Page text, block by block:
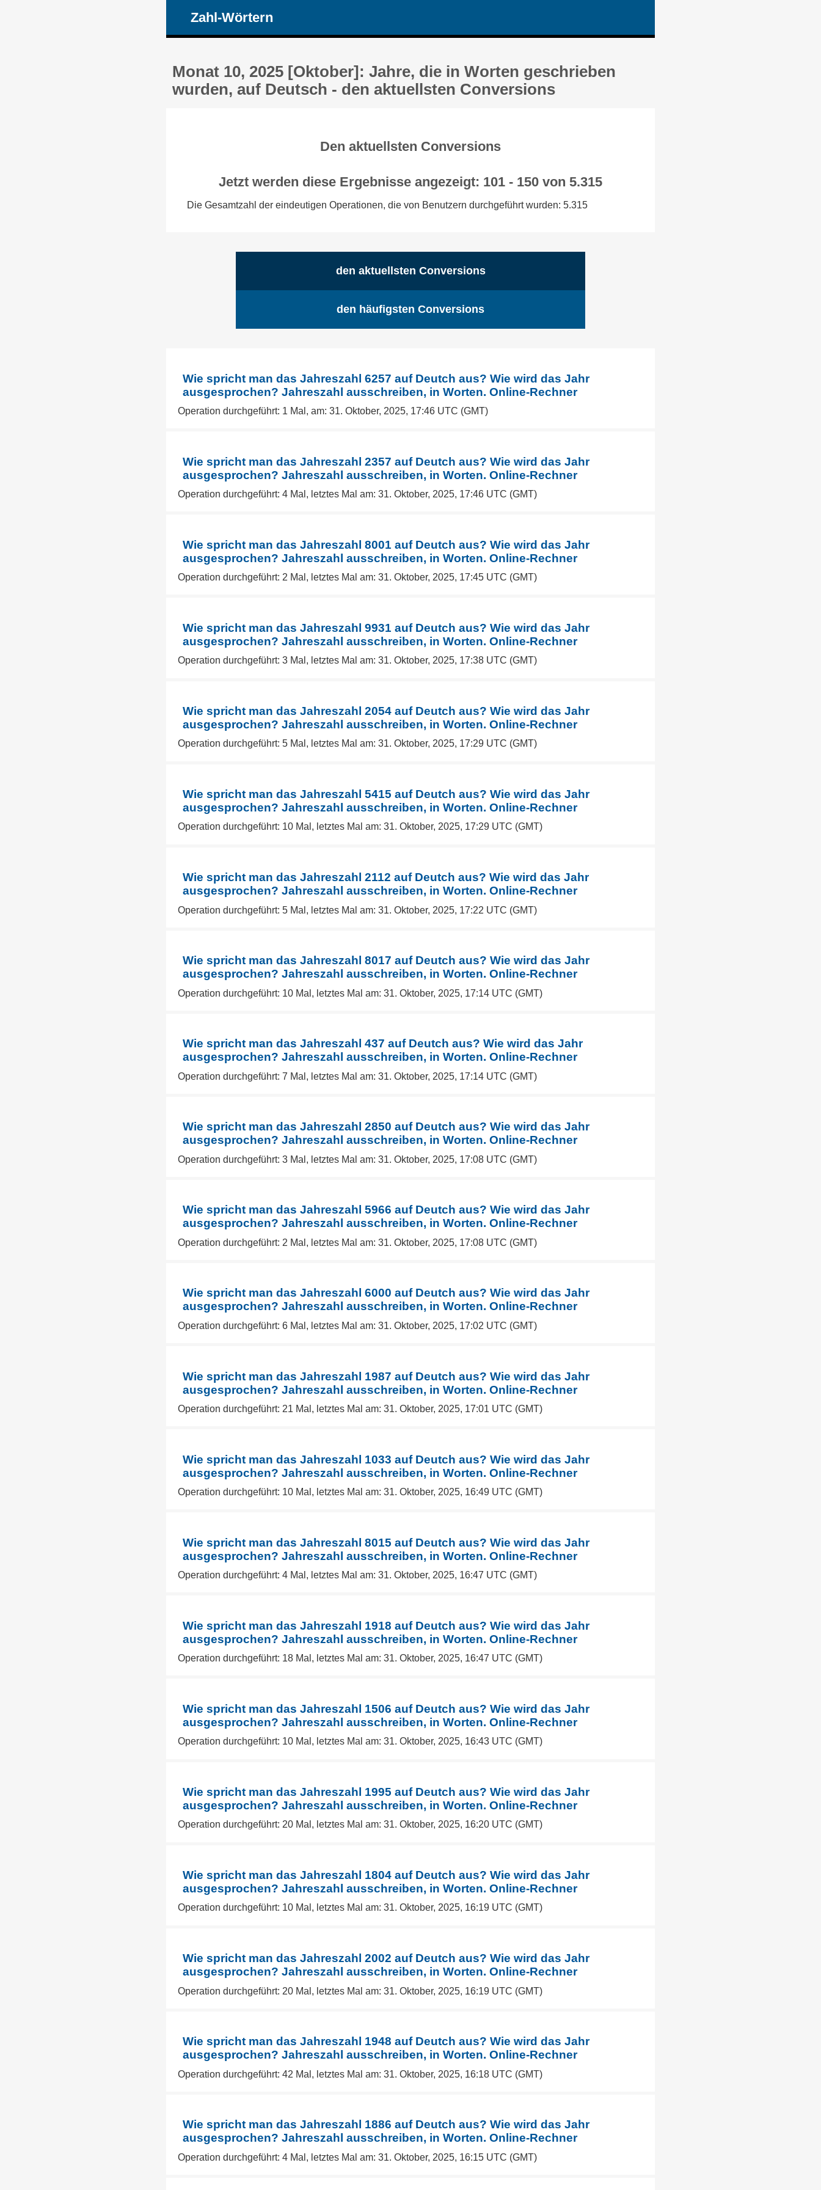
Zahl-Wörtern
Monat 10, 2025 [Oktober]: Jahre, die in Worten geschrieben
wurden, auf Deutsch - den aktuellsten Conversions
Den aktuellsten Conversions
Jetzt werden diese Ergebnisse angezeigt: 101 - 150 von 5.315
Die Gesamtzahl der eindeutigen Operationen, die von Benutzern durchgeführt wurden: 5.315
den aktuellsten Conversions
den häufigsten Conversions
Wie spricht man das Jahreszahl 6257 auf Deutch aus? Wie wird das Jahr
ausgesprochen? Jahreszahl ausschreiben, in Worten. Online-Rechner
Operation durchgeführt: 1 Mal, am: 31. Oktober, 2025, 17:46 UTC (GMT)
Wie spricht man das Jahreszahl 2357 auf Deutch aus? Wie wird das Jahr
ausgesprochen? Jahreszahl ausschreiben, in Worten. Online-Rechner
Operation durchgeführt: 4 Mal, letztes Mal am: 31. Oktober, 2025, 17:46 UTC (GMT)
Wie spricht man das Jahreszahl 8001 auf Deutch aus? Wie wird das Jahr
ausgesprochen? Jahreszahl ausschreiben, in Worten. Online-Rechner
Operation durchgeführt: 2 Mal, letztes Mal am: 31. Oktober, 2025, 17:45 UTC (GMT)
Wie spricht man das Jahreszahl 9931 auf Deutch aus? Wie wird das Jahr
ausgesprochen? Jahreszahl ausschreiben, in Worten. Online-Rechner
Operation durchgeführt: 3 Mal, letztes Mal am: 31. Oktober, 2025, 17:38 UTC (GMT)
Wie spricht man das Jahreszahl 2054 auf Deutch aus? Wie wird das Jahr
ausgesprochen? Jahreszahl ausschreiben, in Worten. Online-Rechner
Operation durchgeführt: 5 Mal, letztes Mal am: 31. Oktober, 2025, 17:29 UTC (GMT)
Wie spricht man das Jahreszahl 5415 auf Deutch aus? Wie wird das Jahr
ausgesprochen? Jahreszahl ausschreiben, in Worten. Online-Rechner
Operation durchgeführt: 10 Mal, letztes Mal am: 31. Oktober, 2025, 17:29 UTC (GMT)
Wie spricht man das Jahreszahl 2112 auf Deutch aus? Wie wird das Jahr
ausgesprochen? Jahreszahl ausschreiben, in Worten. Online-Rechner
Operation durchgeführt: 5 Mal, letztes Mal am: 31. Oktober, 2025, 17:22 UTC (GMT)
Wie spricht man das Jahreszahl 8017 auf Deutch aus? Wie wird das Jahr
ausgesprochen? Jahreszahl ausschreiben, in Worten. Online-Rechner
Operation durchgeführt: 10 Mal, letztes Mal am: 31. Oktober, 2025, 17:14 UTC (GMT)
Wie spricht man das Jahreszahl 437 auf Deutch aus? Wie wird das Jahr
ausgesprochen? Jahreszahl ausschreiben, in Worten. Online-Rechner
Operation durchgeführt: 7 Mal, letztes Mal am: 31. Oktober, 2025, 17:14 UTC (GMT)
Wie spricht man das Jahreszahl 2850 auf Deutch aus? Wie wird das Jahr
ausgesprochen? Jahreszahl ausschreiben, in Worten. Online-Rechner
Operation durchgeführt: 3 Mal, letztes Mal am: 31. Oktober, 2025, 17:08 UTC (GMT)
Wie spricht man das Jahreszahl 5966 auf Deutch aus? Wie wird das Jahr
ausgesprochen? Jahreszahl ausschreiben, in Worten. Online-Rechner
Operation durchgeführt: 2 Mal, letztes Mal am: 31. Oktober, 2025, 17:08 UTC (GMT)
Wie spricht man das Jahreszahl 6000 auf Deutch aus? Wie wird das Jahr
ausgesprochen? Jahreszahl ausschreiben, in Worten. Online-Rechner
Operation durchgeführt: 6 Mal, letztes Mal am: 31. Oktober, 2025, 17:02 UTC (GMT)
Wie spricht man das Jahreszahl 1987 auf Deutch aus? Wie wird das Jahr
ausgesprochen? Jahreszahl ausschreiben, in Worten. Online-Rechner
Operation durchgeführt: 21 Mal, letztes Mal am: 31. Oktober, 2025, 17:01 UTC (GMT)
Wie spricht man das Jahreszahl 1033 auf Deutch aus? Wie wird das Jahr
ausgesprochen? Jahreszahl ausschreiben, in Worten. Online-Rechner
Operation durchgeführt: 10 Mal, letztes Mal am: 31. Oktober, 2025, 16:49 UTC (GMT)
Wie spricht man das Jahreszahl 8015 auf Deutch aus? Wie wird das Jahr
ausgesprochen? Jahreszahl ausschreiben, in Worten. Online-Rechner
Operation durchgeführt: 4 Mal, letztes Mal am: 31. Oktober, 2025, 16:47 UTC (GMT)
Wie spricht man das Jahreszahl 1918 auf Deutch aus? Wie wird das Jahr
ausgesprochen? Jahreszahl ausschreiben, in Worten. Online-Rechner
Operation durchgeführt: 18 Mal, letztes Mal am: 31. Oktober, 2025, 16:47 UTC (GMT)
Wie spricht man das Jahreszahl 1506 auf Deutch aus? Wie wird das Jahr
ausgesprochen? Jahreszahl ausschreiben, in Worten. Online-Rechner
Operation durchgeführt: 10 Mal, letztes Mal am: 31. Oktober, 2025, 16:43 UTC (GMT)
Wie spricht man das Jahreszahl 1995 auf Deutch aus? Wie wird das Jahr
ausgesprochen? Jahreszahl ausschreiben, in Worten. Online-Rechner
Operation durchgeführt: 20 Mal, letztes Mal am: 31. Oktober, 2025, 16:20 UTC (GMT)
Wie spricht man das Jahreszahl 1804 auf Deutch aus? Wie wird das Jahr
ausgesprochen? Jahreszahl ausschreiben, in Worten. Online-Rechner
Operation durchgeführt: 10 Mal, letztes Mal am: 31. Oktober, 2025, 16:19 UTC (GMT)
Wie spricht man das Jahreszahl 2002 auf Deutch aus? Wie wird das Jahr
ausgesprochen? Jahreszahl ausschreiben, in Worten. Online-Rechner
Operation durchgeführt: 20 Mal, letztes Mal am: 31. Oktober, 2025, 16:19 UTC (GMT)
Wie spricht man das Jahreszahl 1948 auf Deutch aus? Wie wird das Jahr
ausgesprochen? Jahreszahl ausschreiben, in Worten. Online-Rechner
Operation durchgeführt: 42 Mal, letztes Mal am: 31. Oktober, 2025, 16:18 UTC (GMT)
Wie spricht man das Jahreszahl 1886 auf Deutch aus? Wie wird das Jahr
ausgesprochen? Jahreszahl ausschreiben, in Worten. Online-Rechner
Operation durchgeführt: 4 Mal, letztes Mal am: 31. Oktober, 2025, 16:15 UTC (GMT)